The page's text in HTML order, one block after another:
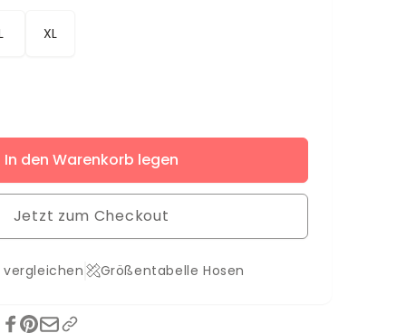
XL
In den Warenkorb legen
Jetzt zum Checkout
Größentabelle Hosen